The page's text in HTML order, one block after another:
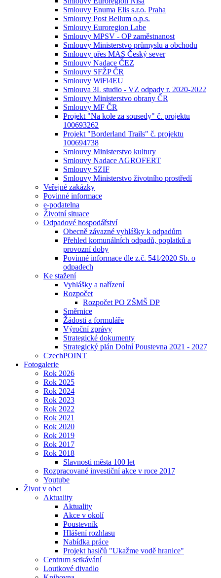
Smlouvy Enuma Elis s.r.o. Praha
Smlouvy Post Bellum o.p.s.
Smlouvy Euroregion Labe
Smlouvy MPSV - OP zaměstnanost
Smlouvy Ministerstvo průmyslu a obchodu
Smlouvy přes MAS Český sever
Smlouvy Nadace ČEZ
Smlouvy SFŽP ČR
Smlouvy WiFi4EU
Smlouva 3L studio - VZ odpady r. 2020-2022
Smlouvy Ministerstvo obrany ČR
Smlouvy MF ČR
Projekt "Na kole za sousedy" č. projektu
100693262
Projekt "Borderland Trails" č. projektu
100694738
Smlouvy Ministerstvo kultury
Smlouvy Nadace AGROFERT
Smlouvy SZIF
Smlouvy Ministerstvo životního prostředí
Veřejné zakázky
Povinné informace
e-podatelna
Životní situace
Odpadové hospodářství
Obecně závazné vyhlášky k odpadům
Přehled komunálních odpadů, poplatků a
provozní doby
Povinné informace dle z.č. 541⁄2020 Sb. o
odpadech
Ke stažení
Vyhlášky a nařízení
Rozpočet
Rozpočet PO ZŠMŠ DP
Směrnice
Žádosti a formuláře
Výroční zprávy
Strategické dokumenty
Strategický plán Dolní Poustevna 2021 - 2027
CzechPOINT
Fotogalerie
Rok 2026
Rok 2025
Rok 2024
Rok 2023
Rok 2022
Rok 2021
Rok 2020
Rok 2019
Rok 2017
Rok 2018
Slavnosti města 100 let
Rozpracované investiční akce v roce 2017
Youtube
Život v obci
Aktuality
Aktuality
Akce v okolí
Poustevník
Hlášení rozhlasu
Nabídka práce
Projekt hasičů "Ukažme vodě hranice"
Centrum setkávání
Loutkové divadlo